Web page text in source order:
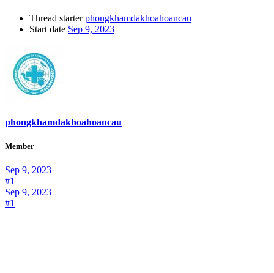
Thread starter phongkhamdakhoahoancau
Start date Sep 9, 2023
phongkhamdakhoahoancau
Member
Sep 9, 2023
#1
Sep 9, 2023
#1